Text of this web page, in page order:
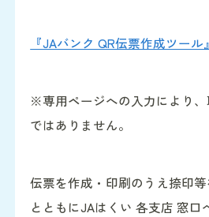
『JAバンク QR伝票作成ツール』
※専用ページへの入力により
ではありません。
伝票を作成・印刷のうえ捺印
とともにJAはくい 各支店 窓口